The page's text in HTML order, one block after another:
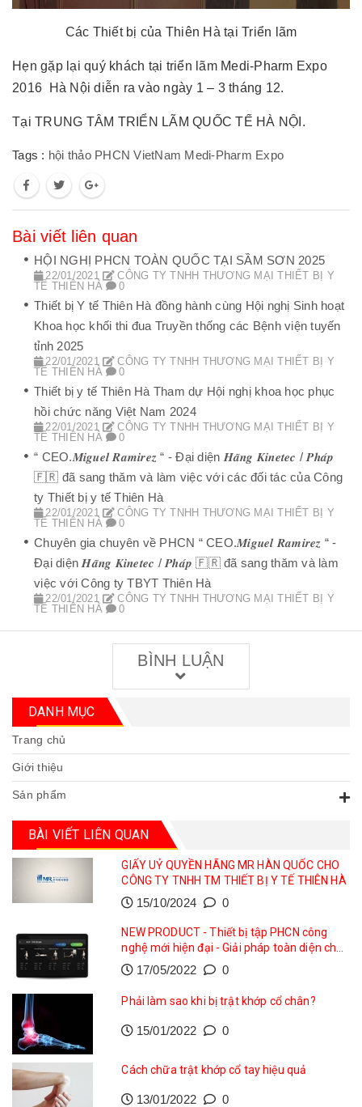
Các Thiết bị của Thiên Hà tại Triển lãm
Hẹn gặp lại quý khách tại triển lãm Medi-Pharm Expo
2016 Hà Nội diễn ra vào ngày 1 – 3 tháng 12.
Tại TRUNG TÂM TRIỂN LÃM QUỐC TẾ HÀ NỘI.
Tags : hội thảo PHCN VietNam Medi-Pharm Expo
Bài viết liên quan
HỘI NGHỊ PHCN TOÀN QUỐC TẠI SẦM SƠN 2025
22/01/2021
CÔNG TY TNHH THƯƠNG MẠI THIẾT BỊ Y
TẾ THIÊN HÀ
0
Thiết bị Y tế Thiên Hà đồng hành cùng Hội nghị Sinh hoạt
Khoa học khối thi đua Truyền thống các Bệnh viện tuyến
tỉnh 2025
22/01/2021
CÔNG TY TNHH THƯƠNG MẠI THIẾT BỊ Y
TẾ THIÊN HÀ
0
Thiết bị y tế Thiên Hà Tham dự Hội nghị khoa học phục
hồi chức năng Việt Nam 2024
22/01/2021
CÔNG TY TNHH THƯƠNG MẠI THIẾT BỊ Y
TẾ THIÊN HÀ
0
“ CEO.𝑴𝒊𝒈𝒖𝒆𝒍 𝑹𝒂𝒎𝒊𝒓𝒆𝒛 “ - Đại diện 𝑯𝒂̃𝒏𝒈 𝑲𝒊𝒏𝒆𝒕𝒆𝒄 / 𝑷𝒉𝒂́𝒑
🇫🇷 đã sang thăm và làm việc với các đối tác của Công
ty Thiết bị y tế Thiên Hà
22/01/2021
CÔNG TY TNHH THƯƠNG MẠI THIẾT BỊ Y
TẾ THIÊN HÀ
0
Chuyên gia chuyên về PHCN “ CEO.𝑴𝒊𝒈𝒖𝒆𝒍 𝑹𝒂𝒎𝒊𝒓𝒆𝒛 “ -
Đại diện 𝑯𝒂̃𝒏𝒈 𝑲𝒊𝒏𝒆𝒕𝒆𝒄 / 𝑷𝒉𝒂́𝒑 🇫🇷 đã sang thăm và làm
việc với Công ty TBYT Thiên Hà
22/01/2021
CÔNG TY TNHH THƯƠNG MẠI THIẾT BỊ Y
TẾ THIÊN HÀ
0
BÌNH LUẬN
DANH MỤC
Trang chủ
Giới thiệu
Sản phẩm
BÀI VIẾT LIÊN QUAN
GIẤY UỶ QUYỀN HÃNG MR HÀN QUỐC CHO
CÔNG TY TNHH TM THIẾT BỊ Y TẾ THIÊN HÀ
15/10/2024 0
NEW PRODUCT - Thiết bị tập PHCN công
nghệ mới hiện đại - Giải pháp toàn diện cho
phục hồi vận động
17/05/2022 0
Phải làm sao khi bị trật khớp cổ chân?
15/01/2022 0
Cách chữa trật khớp cổ tay hiệu quả
13/01/2022 0